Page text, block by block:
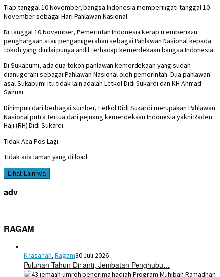
Tiap tanggal 10 November, bangsa Indonesia memperingati tanggal 10
November sebagai Hari Pahlawan Nasional.
Di tanggal 10 November, Pemerintah Indonesia kerap memberikan
penghargaan atau penganugerahan sebagai Pahlawan Nasional kepada
tokoh yang dinilai punya andil terhadap kemerdekaan bangsa Indonesia.
Di Sukabumi, ada dua tokoh pahlawan kemerdekaan yang sudah
dianugerahi sebagai Pahlawan Nasional oleh pemerintah. Dua pahlawan
asal Sukabumi itu tidak lain adalah Letkol Didi Sukardi dan KH Ahmad
Sanusi.
Dihimpun dari berbagai sumber, Letkol Didi Sukardi merupakan Pahlawan
Nasional putra tertua dari pejuang kemerdekaan Indonesia yakni Raden
Haji (RH) Didi Sukardi.
Tidak Ada Pos Lagi.
Tidak ada laman yang di load.
Lihat Lainnya
adv
RAGAM
Khasanah, Ragam30 Juli 2026
Puluhan Tahun Dinanti, Jembatan Penghubu…